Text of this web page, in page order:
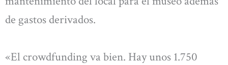
de gastos derivados.
«El crowdfunding va bien. Hay unos 1.750